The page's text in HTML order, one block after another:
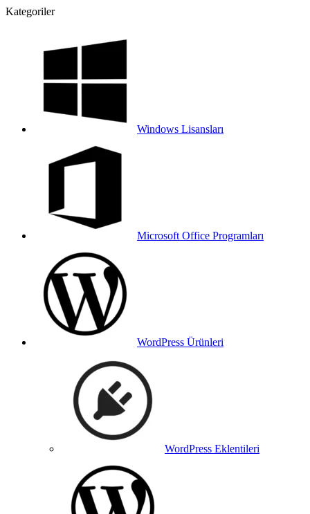
Kategoriler
Windows Lisansları
Microsoft Office Programları
WordPress Ürünleri
WordPress Eklentileri